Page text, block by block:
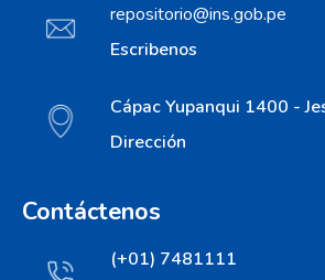
repositorio@ins.gob.pe
Escribenos
Cápac Yupanqui 1400 -
Dirección
Contáctenos
(+01) 7481111